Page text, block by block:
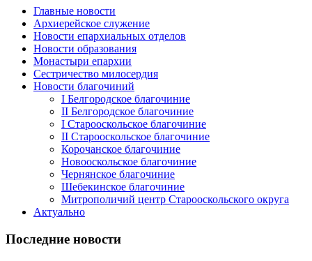
Главные новости
Архиерейское служение
Новости епархиальных отделов
Новости образования
Монастыри епархии
Сестричество милосердия
Новости благочиний
I Белгородское благочиние
II Белгородское благочиние
I Старооскольское благочиние
II Старооскольское благочиние
Корочанское благочиние
Новооскольское благочиние
Чернянское благочиние
Шебекинское благочиние
Митрополичий центр Старооскольского округа
Актуально
Последние новости